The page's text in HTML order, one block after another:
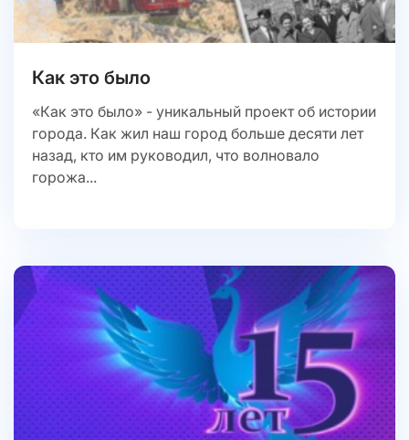
Как это было
«Как это было» - уникальный проект об истории
города. Как жил наш город больше десяти лет
назад, кто им руководил, что волновало
горожа...